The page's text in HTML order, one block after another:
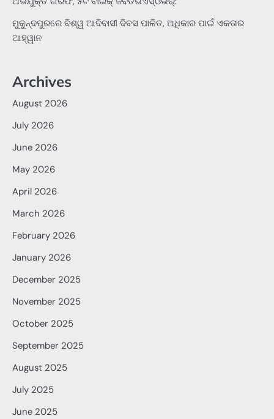
ମୁକୁନ୍ଦପୁରରେ ବିଶ୍ୱ ଆଦିବାସୀ ଦିବସ ପାଳିତ, ଅଧିକାର ପାଇଁ ଏକତାର
ଆହ୍ୱାନ
Archives
August 2026
July 2026
June 2026
May 2026
April 2026
March 2026
February 2026
January 2026
December 2025
November 2025
October 2025
September 2025
August 2025
July 2025
June 2025